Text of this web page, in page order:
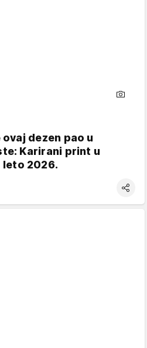
dezen pao u
Karirani print u
leto 2026.